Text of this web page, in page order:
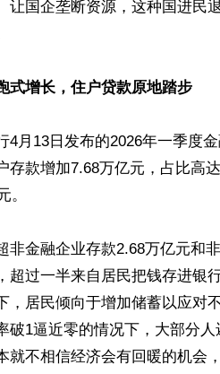
让国企垄断资源，这种国进民
式增长，住户贷款原地踏步
4月13日发布的2026年一季度
存款增加7.68万亿元，占比高
。
非金融企业存款2.68万亿元和
超过一半来自居民把钱存进银
，居民倾向于增加储蓄以应对
破1逼近零的情况下，大部分
就不相信经济会有回暖的机会